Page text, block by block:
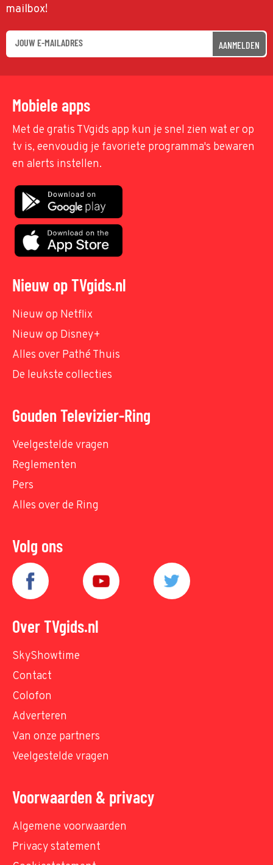
mailbox!
AANMELDEN
Mobiele apps
Met de gratis TVgids app kun je snel zien wat er op
tv is, eenvoudig je favoriete programma's bewaren
en alerts instellen.
Nieuw op TVgids.nl
Nieuw op Netflix
Nieuw op Disney+
Alles over Pathé Thuis
De leukste collecties
Gouden Televizier-Ring
Veelgestelde vragen
Reglementen
Pers
Alles over de Ring
Volg ons
Over TVgids.nl
SkyShowtime
Contact
Colofon
Adverteren
Van onze partners
Veelgestelde vragen
Voorwaarden & privacy
Algemene voorwaarden
Privacy statement